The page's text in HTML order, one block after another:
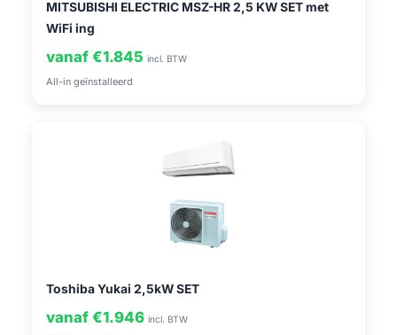
MITSUBISHI ELECTRIC MSZ-HR 2,5 KW SET met
WiFi ing
vanaf €1.845 incl. BTW
All-in geïnstalleerd
Toshiba Yukai 2,5kW SET
vanaf €1.946 incl. BTW